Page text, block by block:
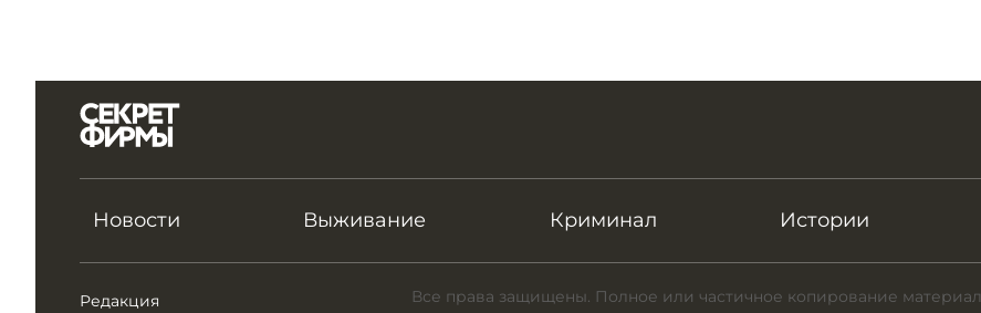
Новости Выживание Криминал Истории
Редакция
Все права защищены. Полное или частичное копирование